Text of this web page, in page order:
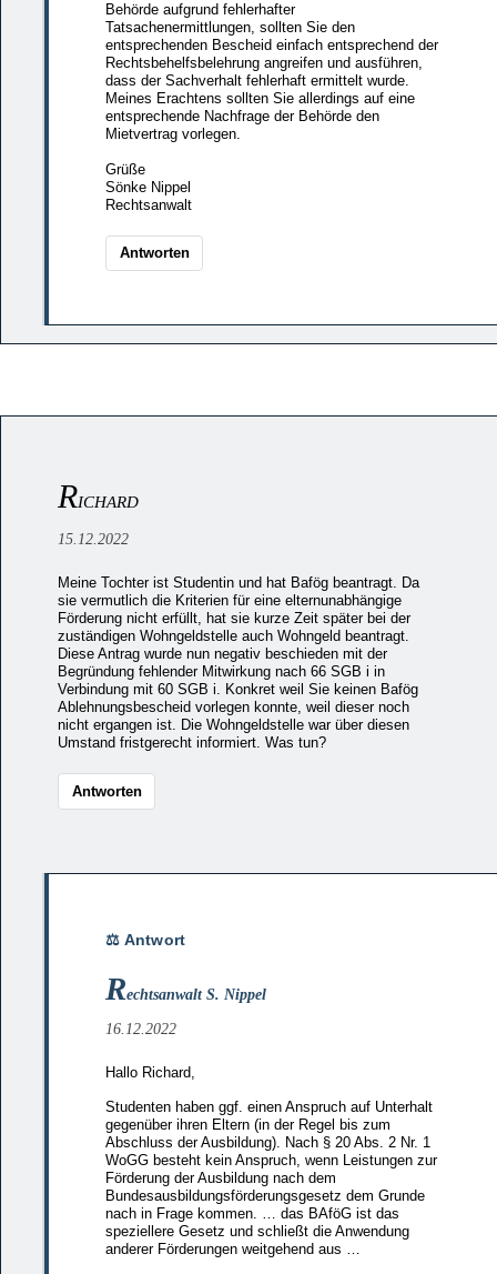
Behörde aufgrund fehlerhafter
Tatsachenermittlungen, sollten Sie den
entsprechenden Bescheid einfach entsprechend der
Rechtsbehelfsbelehrung angreifen und ausführen,
dass der Sachverhalt fehlerhaft ermittelt wurde.
Meines Erachtens sollten Sie allerdings auf eine
entsprechende Nachfrage der Behörde den
Mietvertrag vorlegen.
Grüße
Sönke Nippel
Rechtsanwalt
Antworten
RICHARD
15.12.2022
Meine Tochter ist Studentin und hat Bafög beantragt. Da
sie vermutlich die Kriterien für eine elternunabhängige
Förderung nicht erfüllt, hat sie kurze Zeit später bei der
zuständigen Wohngeldstelle auch Wohngeld beantragt.
Diese Antrag wurde nun negativ beschieden mit der
Begründung fehlender Mitwirkung nach 66 SGB i in
Verbindung mit 60 SGB i. Konkret weil Sie keinen Bafög
Ablehnungsbescheid vorlegen konnte, weil dieser noch
nicht ergangen ist. Die Wohngeldstelle war über diesen
Umstand fristgerecht informiert. Was tun?
Antworten
Rechtsanwalt S. Nippel
16.12.2022
Hallo Richard,
Studenten haben ggf. einen Anspruch auf Unterhalt
gegenüber ihren Eltern (in der Regel bis zum
Abschluss der Ausbildung). Nach § 20 Abs. 2 Nr. 1
WoGG besteht kein Anspruch, wenn Leistungen zur
Förderung der Ausbildung nach dem
Bundesausbildungsförderungsgesetz dem Grunde
nach in Frage kommen. … das BAföG ist das
speziellere Gesetz und schließt die Anwendung
anderer Förderungen weitgehend aus …